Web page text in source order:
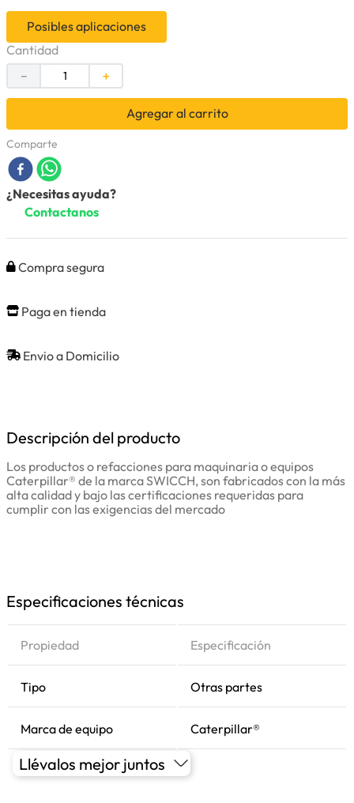
Posibles aplicaciones
Cantidad
＋
－
Agregar al carrito
Comparte
¿Necesitas ayuda?
Contactanos
Compra segura
Paga en tienda
Envio a Domicilio
Descripción del producto
Los productos o refacciones para maquinaria o equipos
Caterpillar® de la marca SWICCH, son fabricados con la más
alta calidad y bajo las certificaciones requeridas para
cumplir con las exigencias del mercado
Especificaciones técnicas
Propiedad Especificación
Tipo Otras partes
Marca de equipo Caterpillar®
Llévalos mejor juntos